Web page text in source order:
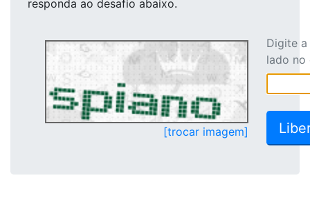
responda ao desafio abaixo.
[trocar imagem]
Digite
lado no